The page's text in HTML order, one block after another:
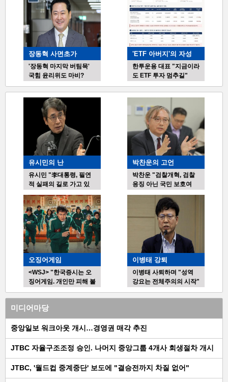
장동혁 사면초가
'장동혁 마지막 버팀목'
국힘 윤리위도 마비?
'ETF 아버지'의 자성
한투운용 대표 "지금이라
도 ETF 투자 멈추길"
사-02
유시민의 난
유시민 "李대통령, 필연
적 실패의 길로 가고 있
다"
박찬운의 고언
박찬운 "검찰개혁, 검찰
응징 아닌 국민 보호여
야"
오징어게임
<WSJ> "한국증시는 오
징어게임. 개인만 피해 볼
수도"
이병태 강퇴
이병태 사퇴하며 "성역
강요는 전체주의의 시작"
미디어마당
중앙일보 워크아웃 개시…경영권 매각 추진
JTBC 자율구조조정 승인. 나머지 중앙그룹 4개사 회생절차 개시
JTBC, '월드컵 중계중단' 보도에 "결승전까지 차질 없어"